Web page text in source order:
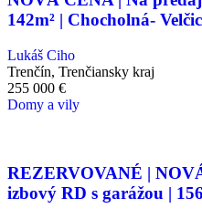
142m² | Chocholná-
Lukáš Ciho
Trenčín, Trenčiansky kraj
255 000 €
Domy a vily
REZERVOVANÉ |
izbový RD s garážou |